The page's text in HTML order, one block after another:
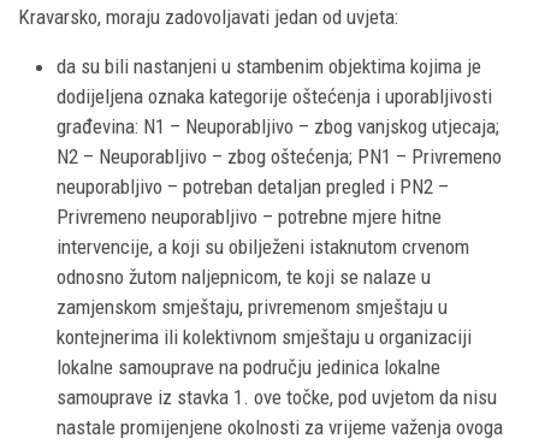
Kravarsko, moraju zadovoljavati jedan od uvjeta:
da su bili nastanjeni u stambenim objektima kojima je
dodijeljena oznaka kategorije oštećenja i uporabljivosti
građevina: N1 – Neuporabljivo – zbog vanjskog utjecaja;
N2 – Neuporabljivo – zbog oštećenja; PN1 – Privremeno
neuporabljivo – potreban detaljan pregled i PN2 –
Privremeno neuporabljivo – potrebne mjere hitne
intervencije, a koji su obilježeni istaknutom crvenom
odnosno žutom naljepnicom, te koji se nalaze u
zamjenskom smještaju, privremenom smještaju u
kontejnerima ili kolektivnom smještaju u organizaciji
lokalne samouprave na području jedinica lokalne
samouprave iz stavka 1. ove točke, pod uvjetom da nisu
nastale promijenjene okolnosti za vrijeme važenja ovoga